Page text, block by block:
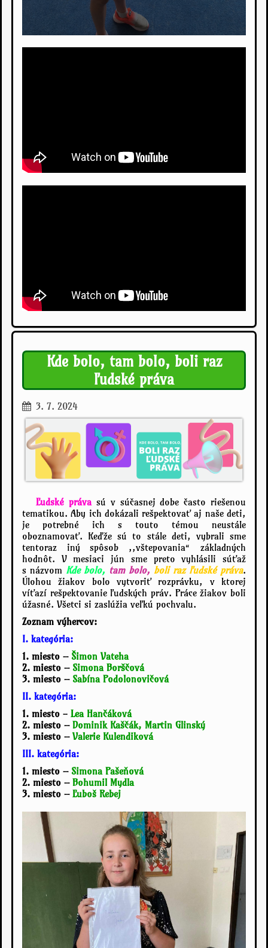
Kde bolo, tam bolo, boli raz
ľudské práva
3. 7. 2024
Ľudské práva sú v súčasnej dobe často riešenou
tematikou. Aby ich dokázali rešpektovať aj naše deti,
je potrebné ich s touto témou neustále
oboznamovať. Keďže sú to stále deti, vybrali sme
tentoraz iný spôsob ,,vštepovania“ základných
hodnôt. V mesiaci jún sme preto vyhlásili súťaž
s názvom Kde bolo, tam bolo, boli raz ľudské práva.
Úlohou žiakov bolo vytvoriť rozprávku, v ktorej
víťazí rešpektovanie ľudských práv. Práce žiakov boli
úžasné. Všetci si zaslúžia veľkú pochvalu.
Zoznam výhercov:
I. kategória:
1. miesto – Šimon Vateha
2. miesto – Simona Borščová
3. miesto – Sabína Podolonovičová
II. kategória:
1. miesto - Lea Hančáková
2. miesto – Dominik Kaščák, Martin Glinský
3. miesto –Valerie Kulendiková
III. kategória:
1. miesto – Simona Pašeňová
2. miesto – Bohumil Mydla
3. miesto – Ľuboš Rebej